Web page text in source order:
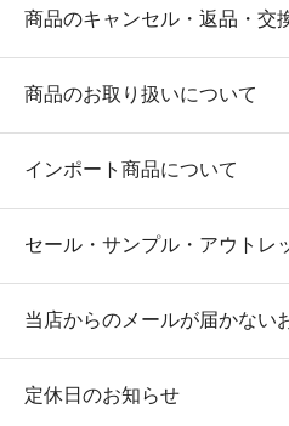
商品のキャンセル・返品・交
商品のお取り扱いについて
インポート商品について
セール・サンプル・アウトレ
当店からのメールが届かない
定休日のお知らせ